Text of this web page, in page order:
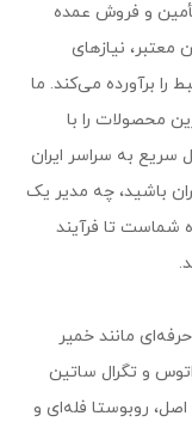
و فروش عمده
معتبر، نیازهای
را برآورده می‌کند. ما
محصولات را با
سریع به سراسر ایران
باشید، چه مدیر یک
شماست تا فرآیند
حرفه‌ای مانند خمیر
و تگرال ساتین
اصل، روبوستا فله‌ای و